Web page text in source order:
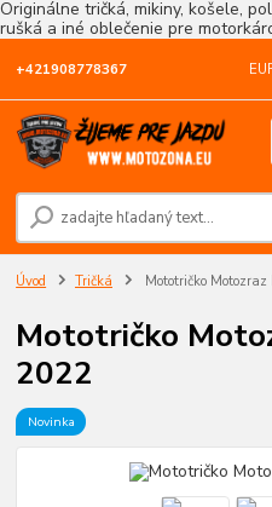
Originálne tričká, mikiny, košele,
rušká a iné oblečenie pre
+421908778367
Úvod Tričká Mototričko
Mototričko
2022
Novinka